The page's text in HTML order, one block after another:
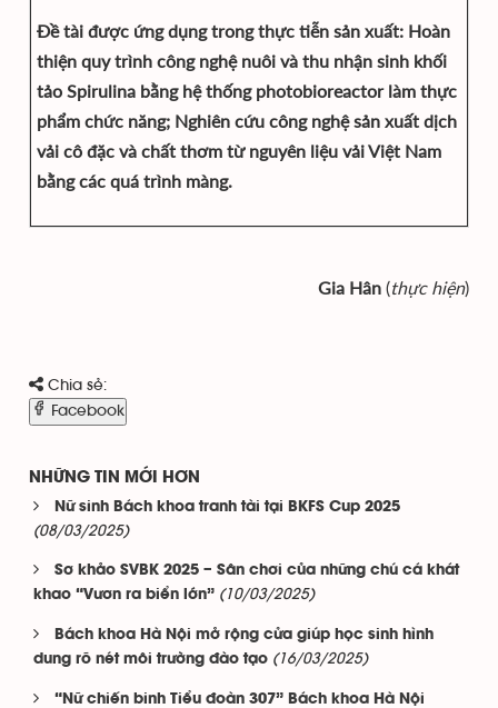
Đề tài được ứng dụng trong thực tiễn sản xuất: Hoàn
thiện quy trình công nghệ nuôi và thu nhận sinh khối
tảo Spirulina bằng hệ thống photobioreactor làm thực
phẩm chức năng; Nghiên cứu công nghệ sản xuất dịch
vải cô đặc và chất thơm từ nguyên liệu vải Việt Nam
bằng các quá trình màng.
Gia Hân (thực hiện)
Chia sẻ:
Facebook
NHỮNG TIN MỚI HƠN
Nữ sinh Bách khoa tranh tài tại BKFS Cup 2025
(08/03/2025)
Sơ khảo SVBK 2025 – Sân chơi của những chú cá khát
khao “Vươn ra biển lớn” (10/03/2025)
Bách khoa Hà Nội mở rộng cửa giúp học sinh hình
dung rõ nét môi trường đào tạo (16/03/2025)
“Nữ chiến binh Tiểu đoàn 307” Bách khoa Hà Nội